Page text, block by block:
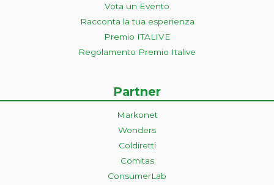
Vota un Evento
Racconta la tua esperienza
Premio ITALIVE
Regolamento Premio Italive
Partner
Markonet
Wonders
Coldiretti
Comitas
ConsumerLab